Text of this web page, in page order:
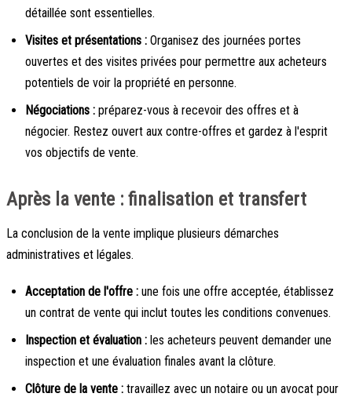
détaillée sont essentielles.
Visites et présentations : Organisez des journées portes
ouvertes et des visites privées pour permettre aux acheteurs
potentiels de voir la propriété en personne.
Négociations : préparez-vous à recevoir des offres et à
négocier. Restez ouvert aux contre-offres et gardez à l'esprit
vos objectifs de vente.
Après la vente : finalisation et transfert
La conclusion de la vente implique plusieurs démarches
administratives et légales.
Acceptation de l'offre : une fois une offre acceptée, établissez
un contrat de vente qui inclut toutes les conditions convenues.
Inspection et évaluation : les acheteurs peuvent demander une
inspection et une évaluation finales avant la clôture.
Clôture de la vente : travaillez avec un notaire ou un avocat pour